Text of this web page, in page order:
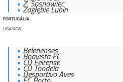
Z. Sosnowiec
Zagłębie Lubin
PORTUGÁLIA
LIGA NOS
Belenenses
Boavista FC
CD Feirense
CD Tondela
Desportivo Aves